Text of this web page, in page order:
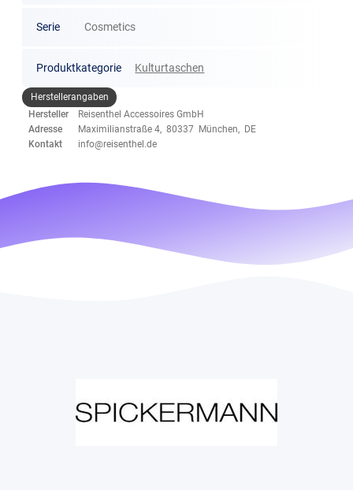
Serie Cosmetics
Produktkategorie Kulturtaschen
Herstellerangaben
Hersteller
Reisenthel Accessoires GmbH
Adresse
Maximilianstraße 4, 80337 München, DE
Kontakt
info@reisenthel.de